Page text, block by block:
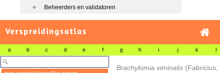
Beheerders en validatoren
Verspreidingsatlas
a b c d e f g h i j k l
Brachylomia viminalis (Fabricius,